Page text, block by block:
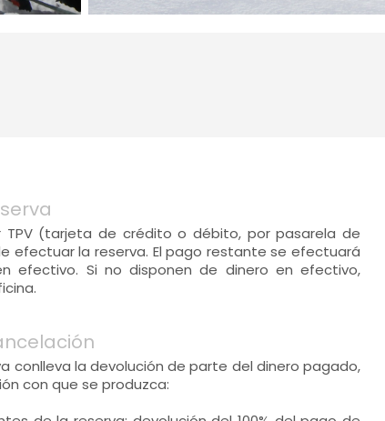
TPV (tarjeta de crédito o débito, por pasarela de
efectuar la reserva. El pago restante se efectuará
efectivo. Si no disponen de dinero en efectivo,
conlleva la devolución de parte del dinero pagado,
con que se produzca: